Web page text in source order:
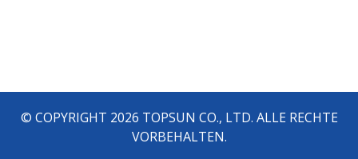
© COPYRIGHT 2026 TOPSUN CO., LTD. ALLE RECHTE
VORBEHALTEN.